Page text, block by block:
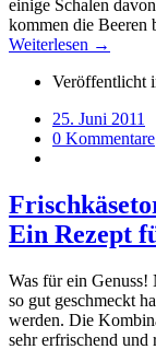
einige Schalen
kommen die
Weiterlesen →
Veröffentlicht
25. Juni 2011
0 Kommentare
Ein Rezept
Was für ein Genuss!
so gut geschmeckt
werden. Die
sehr erfrischend und